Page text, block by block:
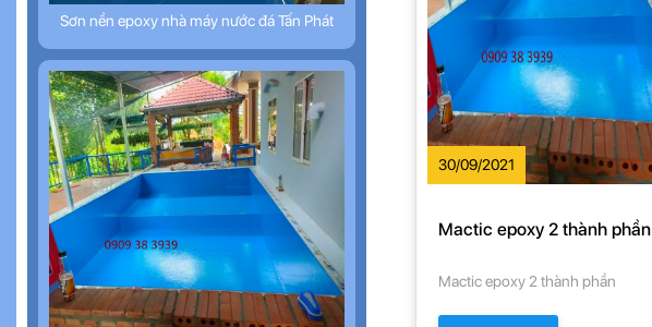
Sơn nền epoxy nhà máy nước đá Tấn Phát
30/09/2021
Mactic epoxy 2 thành phần
Mactic epoxy 2 thành phần